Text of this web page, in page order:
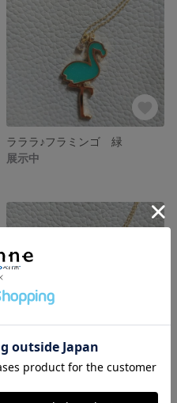
ラララ♪フラミンゴ 緑
展示中
ラララ♪フラミンゴ ピンク
展示中